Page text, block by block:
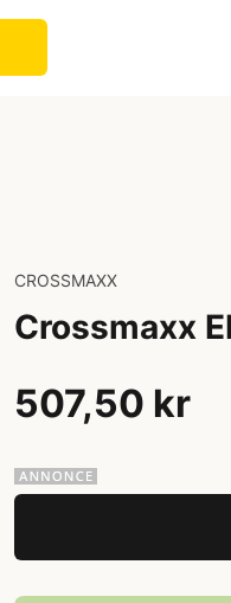
CROSSMAXX
Crossmaxx
507,50 kr